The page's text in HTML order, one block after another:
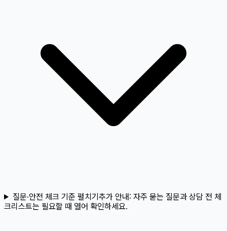
질문·안전 체크 기준 펼치기추가 안내: 자주 묻는 질문과 상담 전 체
크리스트는 필요할 때 열어 확인하세요.